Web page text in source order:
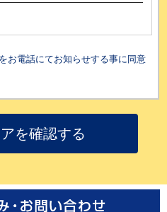
プ長
答するため
答するため
内のため
ド通知の目的で活用する場合がありま
お電話にてお知らせする事に同意
を確認する